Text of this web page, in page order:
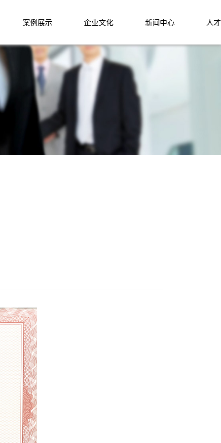
案例展示 企业文化 新闻中心 人